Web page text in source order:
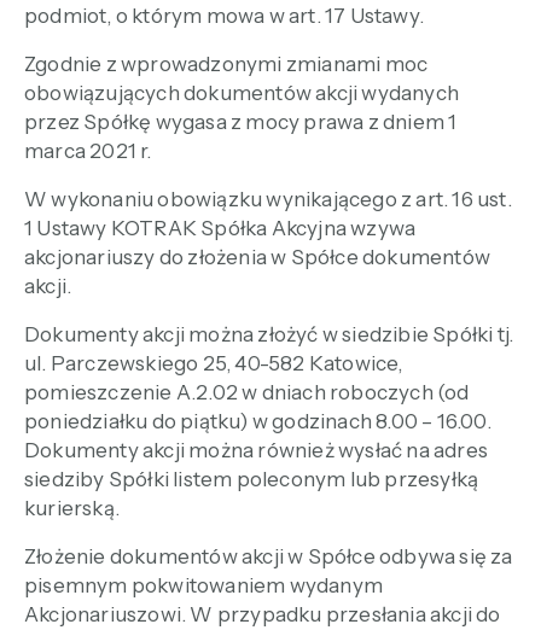
podmiot, o którym mowa w art. 17 Ustawy.
Zgodnie z wprowadzonymi zmianami moc
obowiązujących dokumentów akcji wydanych
przez Spółkę wygasa z mocy prawa z dniem 1
marca 2021 r.
W wykonaniu obowiązku wynikającego z art. 16 ust.
1 Ustawy KOTRAK Spółka Akcyjna wzywa
akcjonariuszy do złożenia w Spółce dokumentów
akcji.
Dokumenty akcji można złożyć w siedzibie Spółki tj.
ul. Parczewskiego 25, 40-582 Katowice,
pomieszczenie A.2.02 w dniach roboczych (od
poniedziałku do piątku) w godzinach 8.00 – 16.00.
Dokumenty akcji można również wysłać na adres
siedziby Spółki listem poleconym lub przesyłką
kurierską.
Złożenie dokumentów akcji w Spółce odbywa się za
pisemnym pokwitowaniem wydanym
Akcjonariuszowi. W przypadku przesłania akcji do